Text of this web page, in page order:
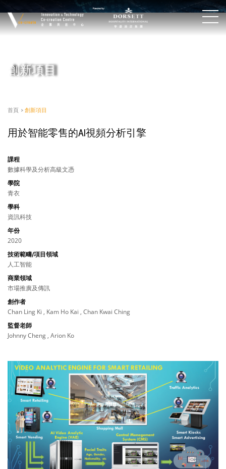
創新項目
首頁 > 創新項目
用於智能零售的AI視頻分析引擎
課程
數據科學及分析高級文憑
學院
青衣
學科
資訊科技
年份
2020
技術範疇/項目領域
人工智能
商業領域
市場推廣及傳訊
創作者
Chan Ling Ki , Kam Ho Kai , Chan Kwai Ching
監督老師
Johnny Cheng , Arion Ko